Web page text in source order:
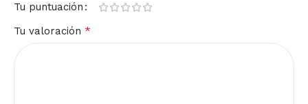
Tu puntuación
Tu valoración *